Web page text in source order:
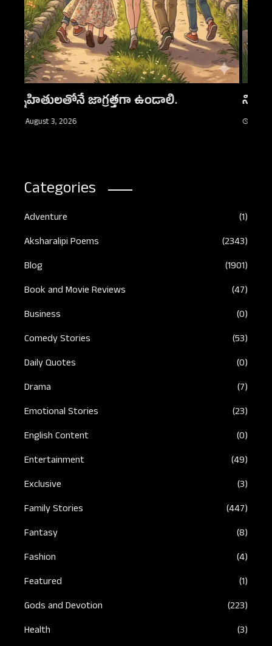
నిజమైన స్నేహం
August 3, 2026
Categories
Adventure
(1)
Aksharalipi Poems
(2343)
Blog
(1901)
Book and Movie Reviews
(47)
Business
(0)
Comedy Stories
(53)
Daily Quotes
(0)
Drama
(7)
Emotional Stories
(23)
English Content
(0)
Entertainment
(49)
Exclusive
(3)
Family Stories
(447)
Fantasy
(8)
Fashion
(4)
Featured
(1)
Gods and Devotion
(223)
Health
(3)